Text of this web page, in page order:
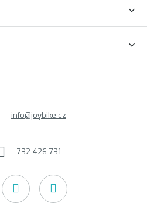
info@joybike.cz
732 426 731